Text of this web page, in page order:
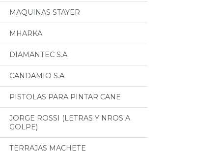
MAQUINAS STAYER
MHARKA
DIAMANTEC S.A.
CANDAMIO S.A.
PISTOLAS PARA PINTAR CANE
JORGE ROSSI (LETRAS Y NROS A
GOLPE)
TERRAJAS MACHETE